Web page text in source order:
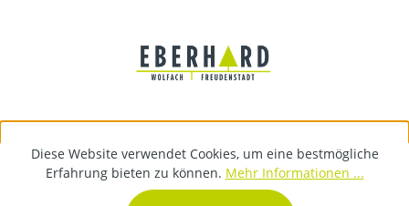
Diese Website verwendet Cookies, um eine bestmögliche
Erfahrung bieten zu können. Mehr Informationen ...